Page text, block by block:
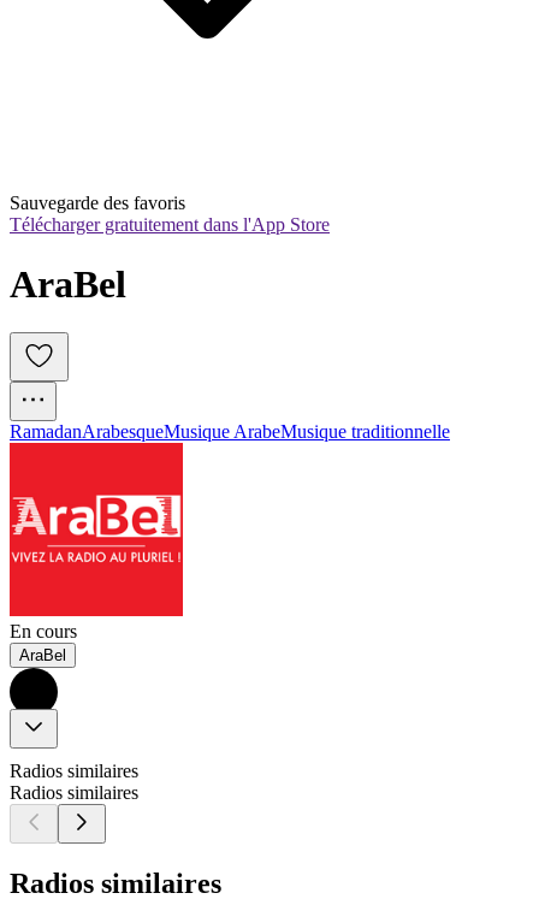
Sauvegarde des favoris
Télécharger gratuitement dans l'App Store
AraBel
RamadanArabesqueMusique ArabeMusique traditionnelle
En cours
AraBel
Radios similaires
Radios similaires
Radios similaires